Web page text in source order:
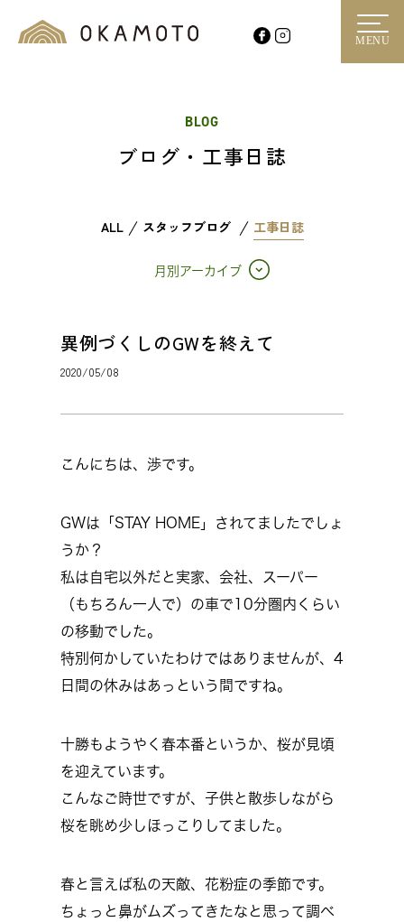
MENU
BLOG
ブログ・工事日誌
ALL スタッフブログ 工事日誌
月別アーカイブ
異例づくしのGWを終えて
2020/05/08
こんにちは、渉です。
GWは「STAY HOME」されてましたでしょ
うか？
私は自宅以外だと実家、会社、スーパー
（もちろん一人で）の車で10分圏内くらい
の移動でした。
特別何かしていたわけではありませんが、4
日間の休みはあっという間ですね。
十勝もようやく春本番というか、桜が見頃
を迎えています。
こんなご時世ですが、子供と散歩しながら
桜を眺め少しほっこりしてました。
春と言えば私の天敵、花粉症の季節です。
ちょっと鼻がムズってきたなと思って調べ